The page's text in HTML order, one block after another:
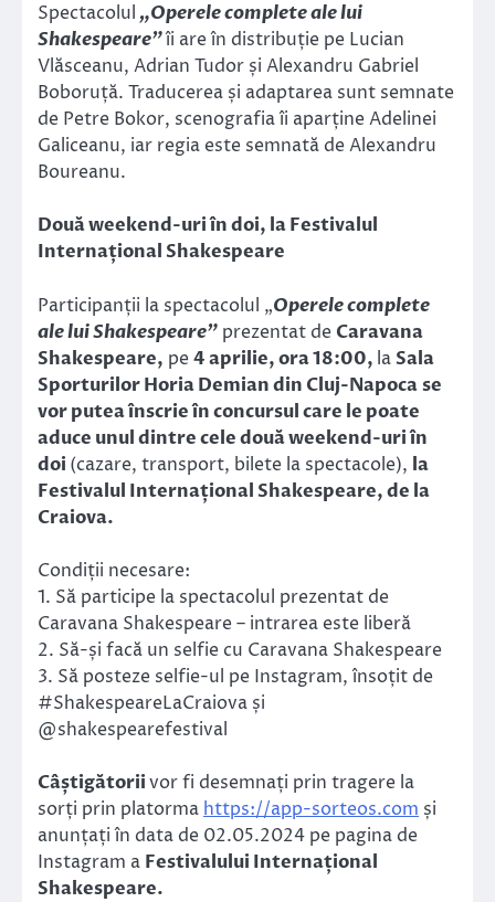
Spectacolul „Operele complete ale lui
Shakespeare”îi are în distribuție pe Lucian
Vlăsceanu, Adrian Tudor și Alexandru Gabriel
Boboruță. Traducerea și adaptarea sunt semnate
de Petre Bokor, scenografia îi aparține Adelinei
Galiceanu, iar regia este semnată de Alexandru
Boureanu.
Două weekend-uri în doi, la Festivalul
Internațional Shakespeare
Participanții la spectacolul „Operele complete
ale lui Shakespeare” prezentat de Caravana
Shakespeare, pe4 aprilie, ora 18:00, laSala
Sporturilor Horia Demian din Cluj-Napocase
vor putea înscrie în concursul care le poate
aduce unul dintre cele două weekend-uri în
doi (cazare, transport, bilete la spectacole), la
Festivalul Internațional Shakespeare, de la
Craiova.
Condiții necesare:
1. Să participe la spectacolul prezentat de
Caravana Shakespeare – intrarea este liberă
2. Să-și facă un selfie cu Caravana Shakespeare
3. Să posteze selfie-ul pe Instagram, însoțit de
#ShakespeareLaCraiova și
@shakespearefestival
Câștigătoriivor fi desemnați prin tragere la
sorți prin platorma https://app-sorteos.com și
anunțați în data de 02.05.2024 pe pagina de
Instagram a Festivalului Internațional
Shakespeare.